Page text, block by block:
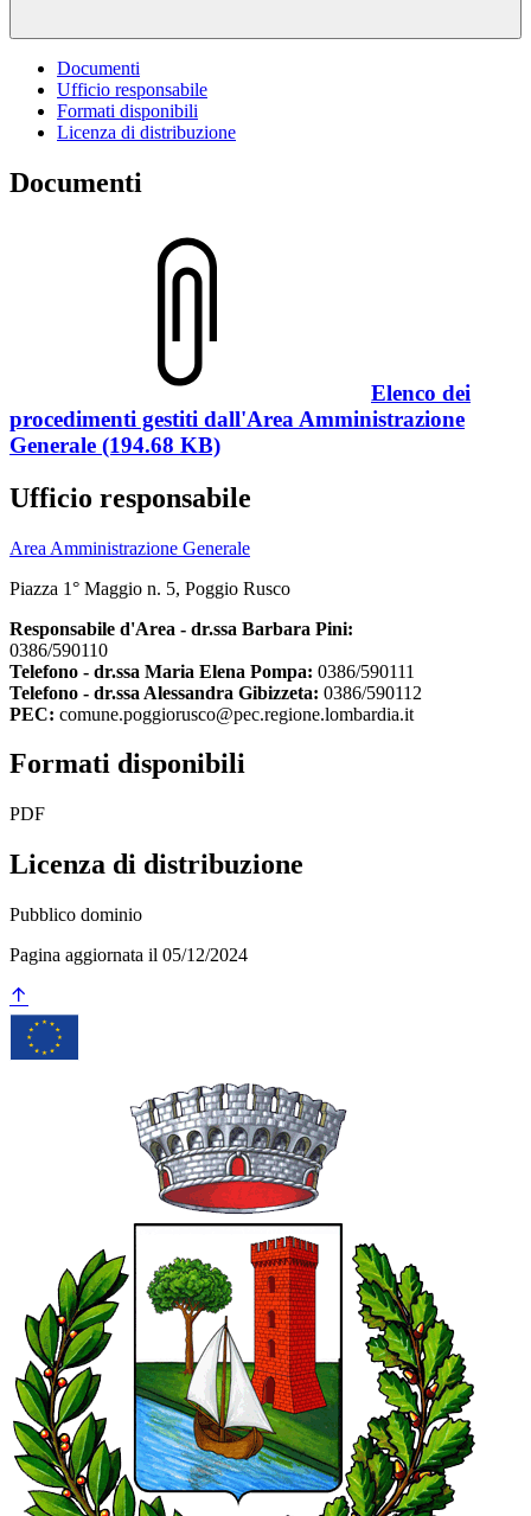
Documenti
Ufficio responsabile
Formati disponibili
Licenza di distribuzione
Documenti
Elenco dei
procedimenti gestiti dall'Area Amministrazione
Generale (194.68 KB)
Ufficio responsabile
Area Amministrazione Generale
Piazza 1° Maggio n. 5, Poggio Rusco
Responsabile d'Area - dr.ssa Barbara Pini:
0386/590110
Telefono - dr.ssa Maria Elena Pompa: 0386/590111
Telefono - dr.ssa Alessandra Gibizzeta: 0386/590112
PEC: comune.poggiorusco@pec.regione.lombardia.it
Formati disponibili
PDF
Licenza di distribuzione
Pubblico dominio
Pagina aggiornata il 05/12/2024